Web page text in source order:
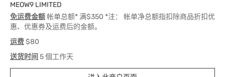
MEOW9 LIMITED
免运费金额帐单总额* 满$350 *注： 帐单净总额指扣除商品折扣优
惠、优惠券及运费后的金额。
运费$80
送货时间 5 個工作天